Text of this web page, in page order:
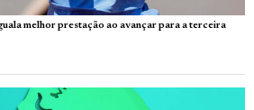
melhor prestação ao avançar para a terceira